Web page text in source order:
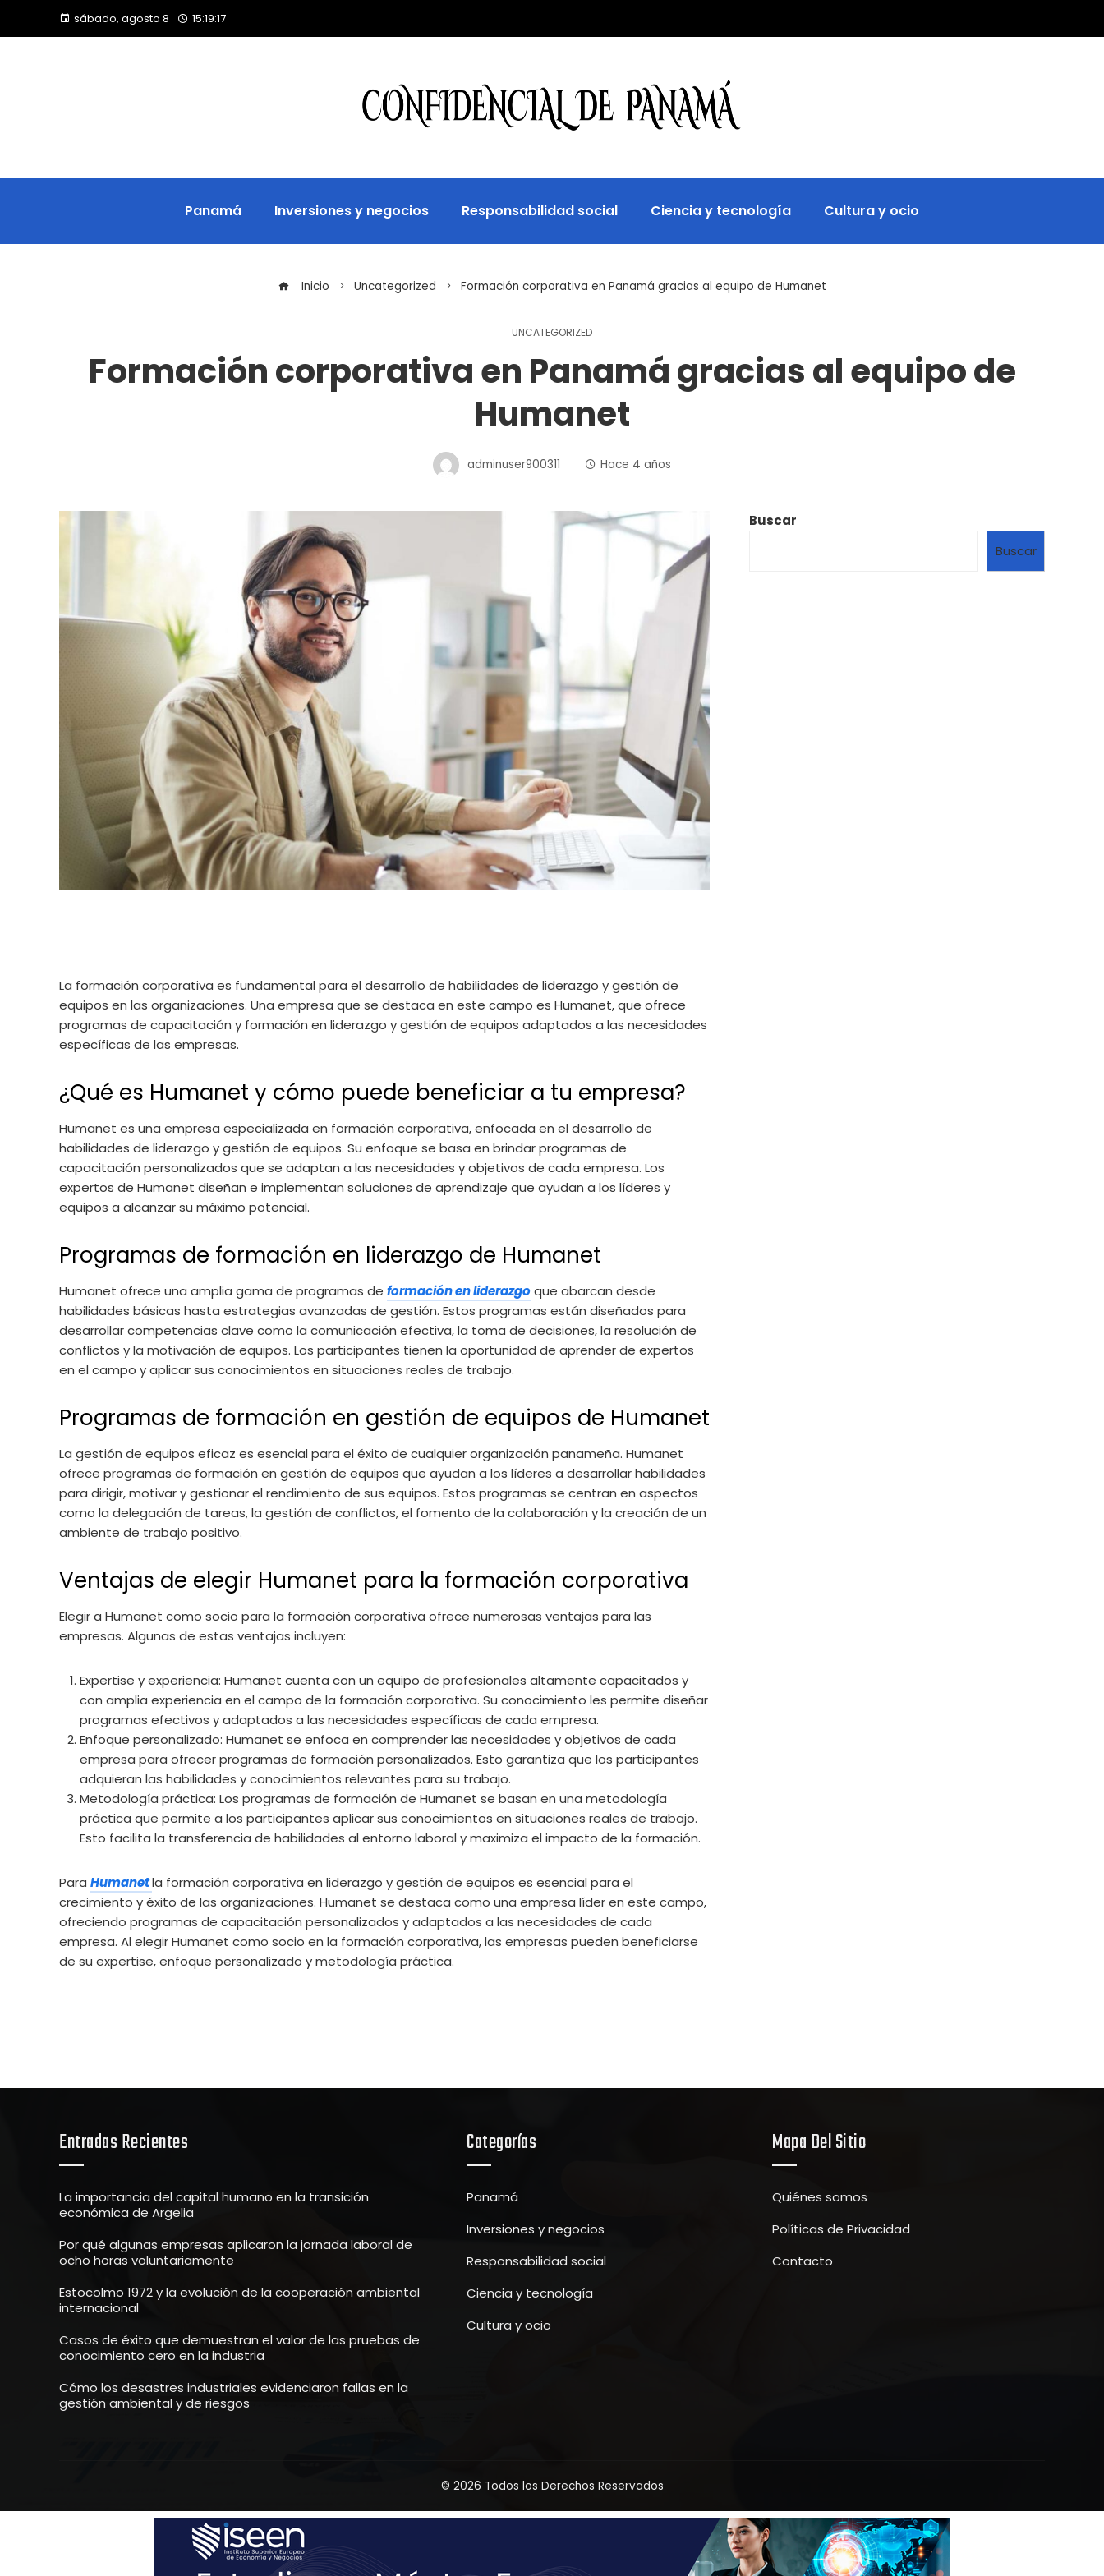
sábado, agosto 8 15:19:18
Panamá Inversiones y negocios Responsabilidad social Ciencia y tecnología Cultura y ocio
Inicio Uncategorized Formación corporativa en Panamá gracias al equipo de Humanet
UNCATEGORIZED
Formación corporativa en Panamá gracias al equipo de
Humanet
adminuser900311 Hace 4 años
La formación corporativa es fundamental para el desarrollo de habilidades de liderazgo y gestión de
equipos en las organizaciones. Una empresa que se destaca en este campo es Humanet, que ofrece
programas de capacitación y formación en liderazgo y gestión de equipos adaptados a las necesidades
específicas de las empresas.
¿Qué es Humanet y cómo puede beneficiar a tu empresa?
Humanet es una empresa especializada en formación corporativa, enfocada en el desarrollo de
habilidades de liderazgo y gestión de equipos. Su enfoque se basa en brindar programas de
capacitación personalizados que se adaptan a las necesidades y objetivos de cada empresa. Los
expertos de Humanet diseñan e implementan soluciones de aprendizaje que ayudan a los líderes y
equipos a alcanzar su máximo potencial.
Programas de formación en liderazgo de Humanet
Humanet ofrece una amplia gama de programas de formación en liderazgoque abarcan desde
habilidades básicas hasta estrategias avanzadas de gestión. Estos programas están diseñados para
desarrollar competencias clave como la comunicación efectiva, la toma de decisiones, la resolución de
conflictos y la motivación de equipos. Los participantes tienen la oportunidad de aprender de expertos
en el campo y aplicar sus conocimientos en situaciones reales de trabajo.
Programas de formación en gestión de equipos de Humanet
La gestión de equipos eficaz es esencial para el éxito de cualquier organización panameña. Humanet
ofrece programas de formación en gestión de equipos que ayudan a los líderes a desarrollar habilidades
para dirigir, motivar y gestionar el rendimiento de sus equipos. Estos programas se centran en aspectos
como la delegación de tareas, la gestión de conflictos, el fomento de la colaboración y la creación de un
ambiente de trabajo positivo.
Ventajas de elegir Humanet para la formación corporativa
Elegir a Humanet como socio para la formación corporativa ofrece numerosas ventajas para las
empresas. Algunas de estas ventajas incluyen:
Expertise y experiencia: Humanet cuenta con un equipo de profesionales altamente capacitados y
con amplia experiencia en el campo de la formación corporativa. Su conocimiento les permite diseñar
programas efectivos y adaptados a las necesidades específicas de cada empresa.
Enfoque personalizado: Humanet se enfoca en comprender las necesidades y objetivos de cada
empresa para ofrecer programas de formación personalizados. Esto garantiza que los participantes
adquieran las habilidades y conocimientos relevantes para su trabajo.
Metodología práctica: Los programas de formación de Humanet se basan en una metodología
práctica que permite a los participantes aplicar sus conocimientos en situaciones reales de trabajo.
Esto facilita la transferencia de habilidades al entorno laboral y maximiza el impacto de la formación.
Para Humanetla formación corporativa en liderazgo y gestión de equipos es esencial para el
crecimiento y éxito de las organizaciones. Humanet se destaca como una empresa líder en este campo,
ofreciendo programas de capacitación personalizados y adaptados a las necesidades de cada
empresa. Al elegir Humanet como socio en la formación corporativa, las empresas pueden beneficiarse
de su expertise, enfoque personalizado y metodología práctica.
Buscar
Buscar
Entradas Recientes
La importancia del capital humano en la transición
económica de Argelia
Por qué algunas empresas aplicaron la jornada laboral de
ocho horas voluntariamente
Estocolmo 1972 y la evolución de la cooperación ambiental
internacional
Casos de éxito que demuestran el valor de las pruebas de
conocimiento cero en la industria
Cómo los desastres industriales evidenciaron fallas en la
gestión ambiental y de riesgos
Categorías
Panamá
Inversiones y negocios
Responsabilidad social
Ciencia y tecnología
Cultura y ocio
Mapa Del Sitio
Quiénes somos
Políticas de Privacidad
Contacto
© 2026 Todos los Derechos Reservados